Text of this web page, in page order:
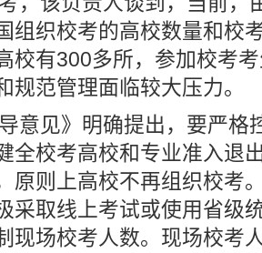
组织校考的高校数量和校
校有300多所，参加校考
规范管理面临较大压力。
意见》明确提出，要严格
全校考高校和专业准入退
原则上高校不再组织校考
采取线上考试或使用省级
现场校考人数。现场校考